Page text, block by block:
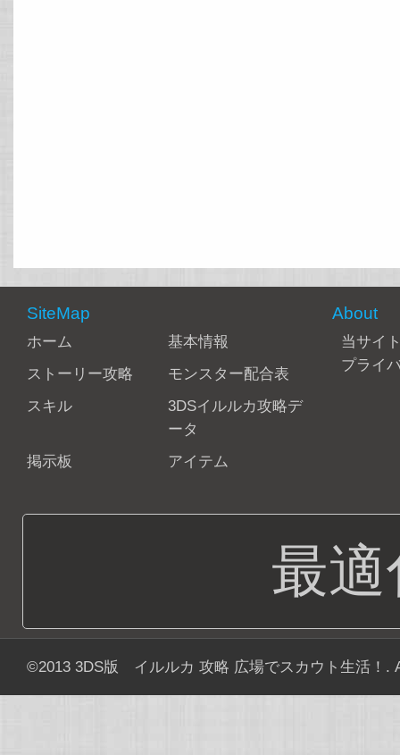
SiteMap
ホーム
基本情報
ストーリー攻略
モンスター配合表
スキル
3DSイルルカ攻略デ
ータ
掲示板
アイテム
About
当サイ
プライ
最
©2013 3DS版 イルルカ 攻略 広場でスカウト生活！ .